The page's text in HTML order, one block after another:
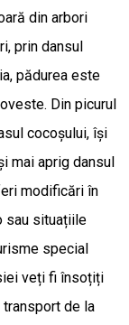
din arbori
prin dansul
pădurea este
Din picurul
cocoșului, își
mai aprig dansul
modificări în
sau situațiile
special
veți fi însoțiți
de la